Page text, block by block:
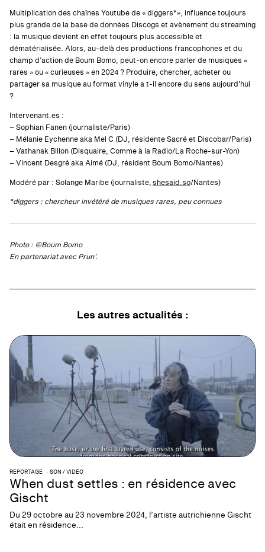
Multiplication des chaînes Youtube de « diggers*», influence toujours
plus grande de la base de données Discogs et avènement du streaming
: la musique devient en effet toujours plus accessible et
dématérialisée. Alors, au-delà des productions francophones et du
champ d’action de Boum Bomo, peut-on encore parler de musiques «
rares » ou « curieuses » en 2024 ? Produire, chercher, acheter ou
partager sa musique au format vinyle a t-il encore du sens aujourd’hui
?
Intervenant.es :
– Sophian Fanen (journaliste/Paris)
– Mélanie Eychenne aka Mel C (DJ, résidente Sacré et Discobar/Paris)
– Vathanak Billon (Disquaire, Comme à la Radio/La Roche-sur-Yon)
– Vincent Desgré aka Aimé (DJ, résident Boum Bomo/Nantes)
Modéré par : Solange Maribe (journaliste,shesaid.so/Nantes)
*diggers : chercheur invétéré de musiques rares, peu connues
Photo : ©Boum Bomo
En partenariat avec Prun’.
Les autres actualités :
REPORTAGE SON / VIDÉO
When dust settles : en résidence avec
Gischt
Du 29 octobre au 23 novembre 2024, l’artiste autrichienne Gischt
était en résidence...